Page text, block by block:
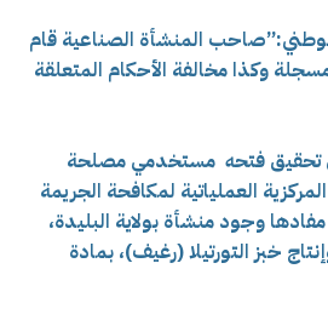
المنشأة الصناعية قام
وكذا مخالفة الأحكام المتعلقة
تحقيق فتحه مستخدمي مصلحة
العملياتية لمكافحة الجريمة
وجود منشأة بولاية البليدة،
خبز التورتيلا (رغيف)، بمادة